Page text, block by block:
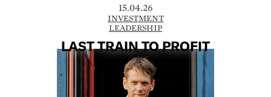
15.04.26
INVESTMENT
LEADERSHIP
LAST TRAIN TO PROFIT